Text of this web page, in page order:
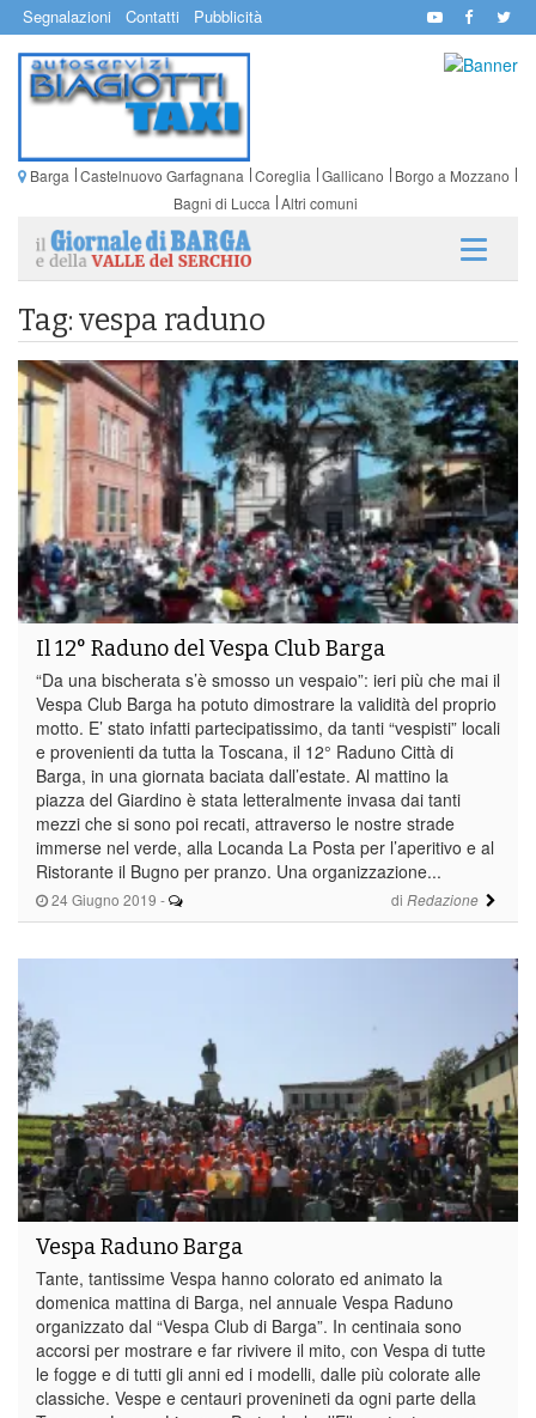
Segnalazioni Contatti Pubblicità
Barga Castelnuovo Garfagnana Coreglia Gallicano
Borgo a Mozzano
Bagni di Lucca Altri comuni
Tag: vespa raduno
24 Giugno 2019 - di Redazione
Il 12° Raduno del Vespa Club Barga
“Da una bischerata s’è smosso un vespaio”: ieri più che mai il
Vespa Club Barga ha potuto dimostrare la validità del proprio
motto. E’ stato infatti partecipatissimo, da tanti “vespisti” locali
e provenienti da tutta la Toscana, il 12° Raduno Città di
Barga, in una giornata baciata dall’estate. Al mattino la
piazza del Giardino è stata letteralmente invasa dai tanti
mezzi che si sono poi recati, attraverso le nostre strade
immerse nel verde, alla Locanda La Posta per l’aperitivo e al
Ristorante il Bugno per pranzo. Una organizzazione...
Vespa Raduno Barga
Tante, tantissime Vespa hanno colorato ed animato la
domenica mattina di Barga, nel annuale Vespa Raduno
organizzato dal “Vespa Club di Barga”. In centinaia sono
accorsi per mostrare e far rivivere il mito, con Vespa di tutte
le fogge e di tutti gli anni ed i modelli, dalle più colorate alle
classiche. Vespe e centauri provenineti da ogni parte della